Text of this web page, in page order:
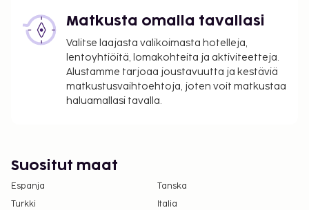
Matkusta omalla tavallasi
Valitse laajasta valikoimasta hotelleja,
lentoyhtiöitä, lomakohteita ja aktiviteetteja.
Alustamme tarjoaa joustavuutta ja kestäviä
matkustusvaihtoehtoja, joten voit matkustaa
haluamallasi tavalla.
Suositut maat
Espanja
Tanska
Turkki
Italia